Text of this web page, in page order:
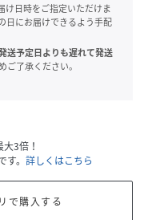
日時をご指定いただけま
日にお届けできるよう手配
送予定日よりも遅れて発送
了承ください。
3倍！
。 詳しくはこちら
で購入する